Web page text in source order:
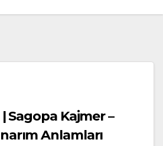
Sagopa Kajmer –
Anlamları